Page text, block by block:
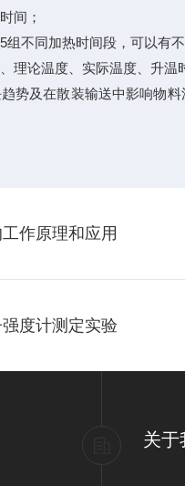
间；
不同加热时间段，可以有
论温度、实际温度、升温
及在散装输送中影响物料
作原理和应用
度计测定实验
关于